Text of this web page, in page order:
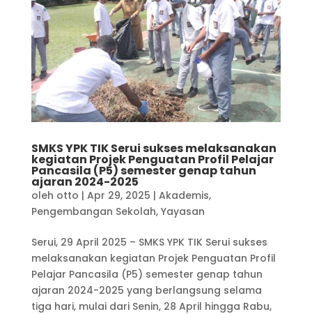
SMKS YPK TIK Serui sukses melaksanakan
kegiatan Projek Penguatan Profil Pelajar
Pancasila (P5) semester genap tahun
ajaran 2024-2025
oleh otto | Apr 29, 2025 | Akademis,
Pengembangan Sekolah, Yayasan
Serui, 29 April 2025 – SMKS YPK TIK Serui sukses
melaksanakan kegiatan Projek Penguatan Profil
Pelajar Pancasila (P5) semester genap tahun
ajaran 2024-2025 yang berlangsung selama
tiga hari, mulai dari Senin, 28 April hingga Rabu,